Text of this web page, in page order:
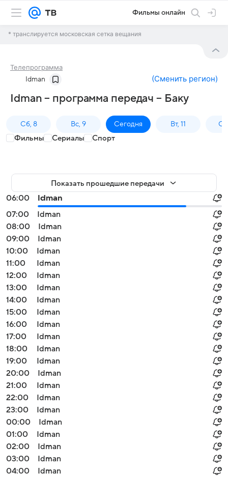
Фильмы онлайн
* транслируется московская сетка вещания
Телепрограмма
Idman (Сменить регион)
Idman – программа передач – Баку
Сб, 8 Вс, 9 Сегодня Вт, 11
Фильмы Сериалы Спорт
Показать прошедшие передачи
06:00
Idman
07:00
Idman
08:00
Idman
09:00
Idman
10:00
Idman
11:00
Idman
12:00
Idman
13:00
Idman
14:00
Idman
15:00
Idman
16:00
Idman
17:00
Idman
18:00
Idman
19:00
Idman
20:00
Idman
21:00
Idman
22:00
Idman
23:00
Idman
00:00
Idman
01:00
Idman
02:00
Idman
03:00
Idman
04:00
Idman